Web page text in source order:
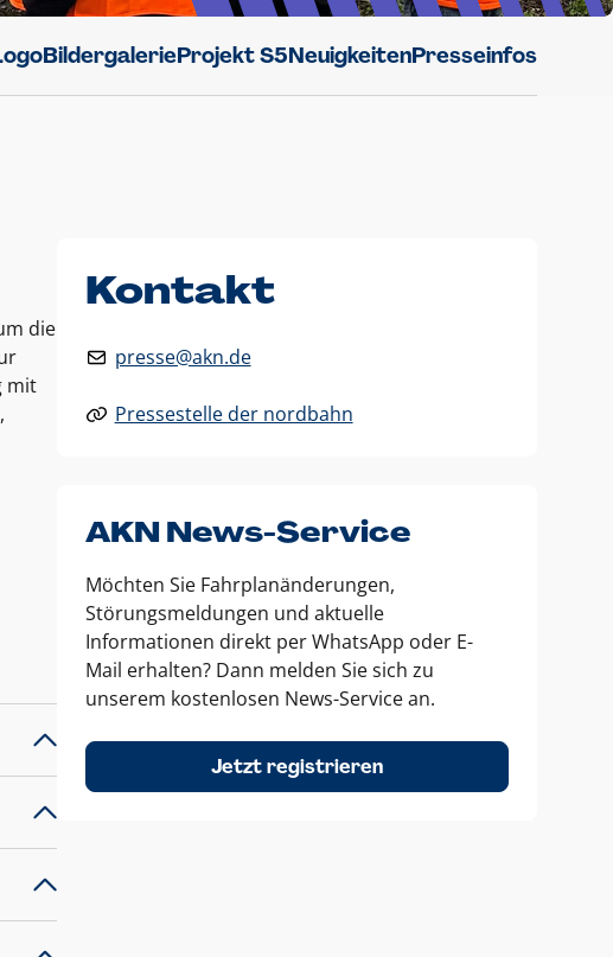
BildergalerieProjekt S5NeuigkeitenPresseinfos
die
mit
Kontakt
presse@akn.de
Pressestelle der nordbahn
AKN News-Service
Möchten Sie Fahrplanänderungen,
Störungsmeldungen und aktuelle
Informationen direkt per WhatsApp oder E-
Mail erhalten? Dann melden Sie sich zu
unserem kostenlosen News-Service an.
Jetzt registrieren